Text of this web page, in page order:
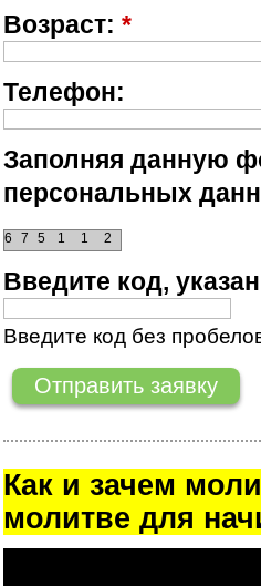
Возраст: *
Телефон:
Заполняя данную
персональных
2
6 1
7 5 1
Введите код,
Введите код без
Как и зачем
молитве для